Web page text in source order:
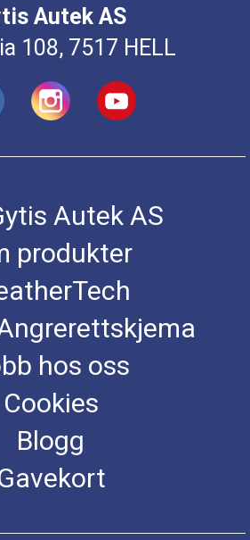
Autek AS
108, 7517 HELL
Autek AS
produkter
hos oss
Cookies
Blogg